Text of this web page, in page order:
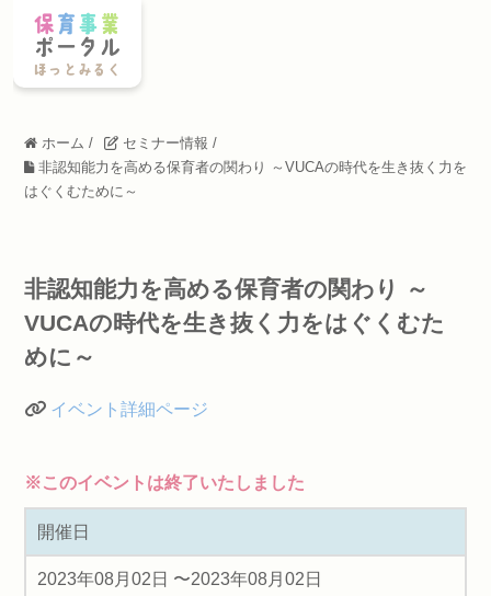
ホーム / セミナー情報 /
非認知能力を高める保育者の関わり ～VUCAの時代を生き抜く力を
はぐくむために～
非認知能力を高める保育者の関わり ～
VUCAの時代を生き抜く力をはぐくむた
めに～
イベント詳細ページ
※このイベントは終了いたしました
開催日
2023年08月02日 〜2023年08月02日